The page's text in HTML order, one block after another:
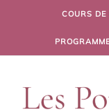
Skip to contentCOURS DE